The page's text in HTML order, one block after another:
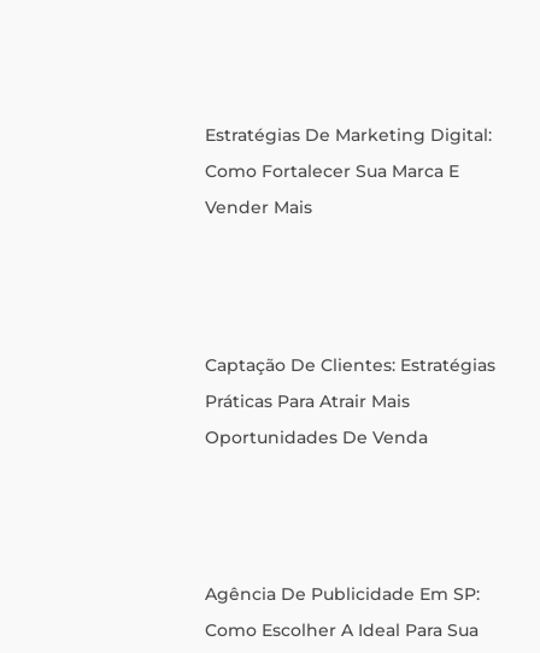
Estratégias De Marketing Digital:
Como Fortalecer Sua Marca E
Vender Mais
Captação De Clientes: Estratégias
Práticas Para Atrair Mais
Oportunidades De Venda
Agência De Publicidade Em SP:
Como Escolher A Ideal Para Sua